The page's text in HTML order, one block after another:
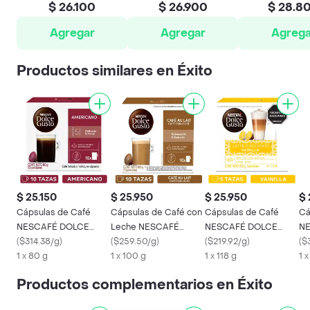
$ 26.100
Agregar
$ 26.900
Agregar
$
Productos similares en Éxito
$ 25.150
Cápsulas de Café
NESCAFÉ DOLCE
GUSTO Americano x
80g
($314.38/g)
1 x 80 g
$ 25.950
Cápsulas de Café con
Leche NESCAFÉ
DOLCE GUSTO Au Lait
x 100g
($259.50/g)
1 x 100 g
$ 25.950
Cápsulas de Café
NESCAFÉ DOLCE
GUSTO Latte
Macchiato Vainilla x
($219.92/g)
1 x 118 g
$
(
1
Productos complementarios en Éxito